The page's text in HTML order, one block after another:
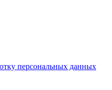
персональных данных